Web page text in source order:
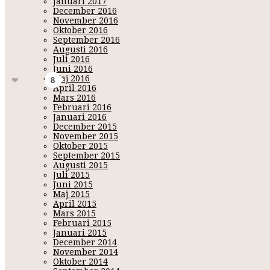
December 2016
November 2016
Oktober 2016
September 2016
Augusti 2016
Juli 2016
Juni 2016
Maj 2016
April 2016
Mars 2016
Februari 2016
Januari 2016
December 2015
November 2015
Oktober 2015
September 2015
Augusti 2015
Juli 2015
Juni 2015
Maj 2015
April 2015
Mars 2015
Februari 2015
Januari 2015
December 2014
November 2014
Oktober 2014
Nästa projekt är att måla om ett gammalt skåp
mig genom åren. Då har jag dom nära anslutning till matlagningen och jag
en fortsatt fin Torsdag, stor kram!
köksö - mitthem - mitthempålandet - rustikt - skönahem - snickarbänk
8